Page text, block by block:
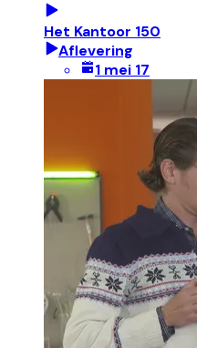
Het Kantoor 150
Aflevering
1 mei 17